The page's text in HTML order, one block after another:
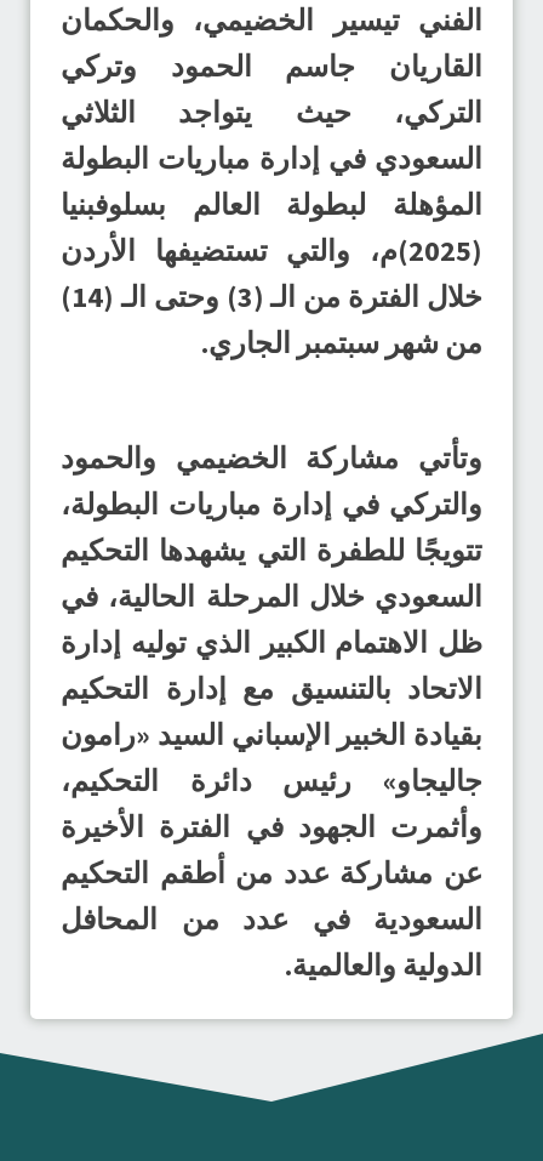
الفني تيسير الخضيمي، والحكمان
القاريان جاسم الحمود وتركي
التركي، حيث يتواجد الثلاثي
السعودي في إدارة مباريات البطولة
المؤهلة لبطولة العالم بسلوفبنيا
(2025)م، والتي تستضيفها الأردن
خلال الفترة من الـ (3) وحتى الـ (14)
من شهر سبتمبر الجاري.
وتأتي مشاركة الخضيمي والحمود
والتركي في إدارة مباريات البطولة،
تتويجًا للطفرة التي يشهدها التحكيم
السعودي خلال المرحلة الحالية، في
ظل الاهتمام الكبير الذي توليه إدارة
الاتحاد بالتنسيق مع إدارة التحكيم
بقيادة الخبير الإسباني السيد «رامون
جاليجاو» رئيس دائرة التحكيم،
وأثمرت الجهود في الفترة الأخيرة
عن مشاركة عدد من أطقم التحكيم
السعودية في عدد من المحافل
الدولية والعالمية.